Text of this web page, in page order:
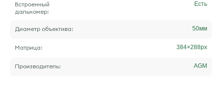
Встроенный
дальномер:
Есть
Диаметр объектива: 50мм
Матрица: 384×288px
Производитель: AGM